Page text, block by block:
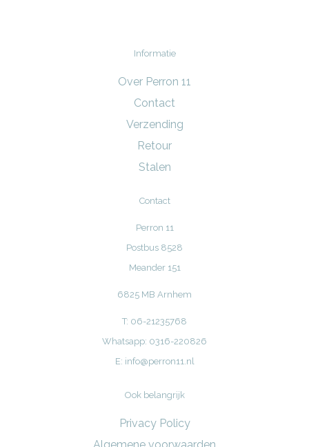
Informatie
Over Perron 11
Contact
Verzending
Retour
Stalen
Contact
Perron 11
Postbus 8528
Meander 151
6825 MB Arnhem
T: 06-21235768
Whatsapp: 0316-220826
E: info@perron11.nl
Ook belangrijk
Privacy Policy